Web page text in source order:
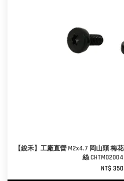
【銳禾】工廠直營 M2x4.7 岡山頭 梅
絲
NT$ 350